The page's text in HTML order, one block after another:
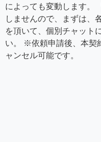
によっても変動します。
しませんので、まずは、
を頂いて、個別チャット
い。 ※依頼申請後、本契
ャンセル可能です。